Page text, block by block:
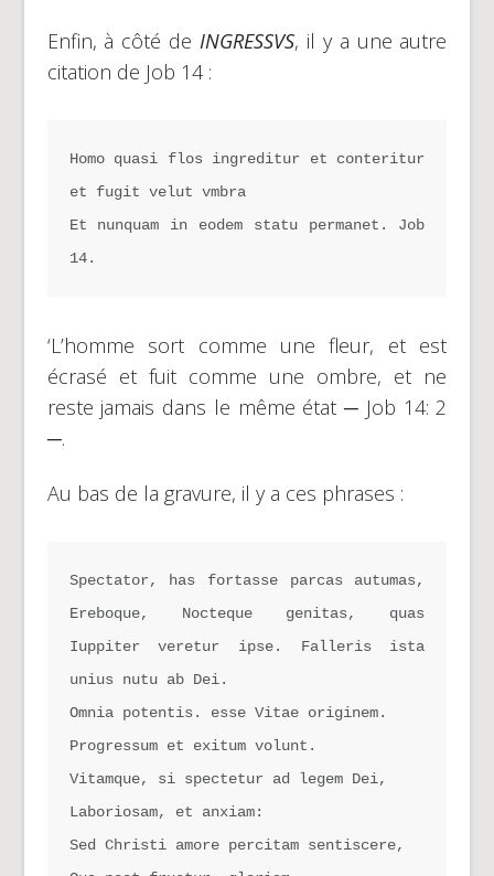
Enfin, à côté deINGRESSVS, il y a une autre
citation de Job 14 :
Homo quasi flos ingreditur et conteritur
et fugit velut vmbra
Et nunquam in eodem statu permanet. Job
14.
‘L’homme sort comme une fleur, et est
écrasé et fuit comme une ombre, et ne
reste jamais dans le même état ─ Job 14: 2
─.
Au bas de la gravure, il y a ces phrases :
Spectator, has fortasse parcas autumas,
Ereboque, Nocteque genitas, quas
Iuppiter veretur ipse. Falleris ista
unius nutu ab Dei.
Omnia potentis. esse Vitae originem.
Progressum et exitum volunt.
Vitamque, si spectetur ad legem Dei,
Laboriosam, et anxiam:
Sed Christi amore percitam sentiscere,